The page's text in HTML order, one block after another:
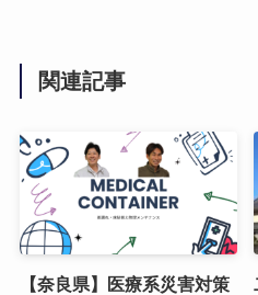
関連記事
【奈良県】医療系災害対策